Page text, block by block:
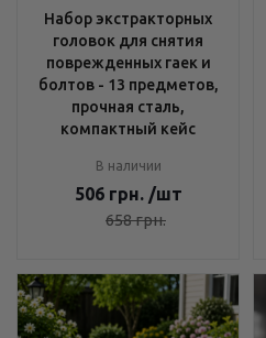
Набор экстракторных
головок для снятия
поврежденных гаек и
болтов - 13 предметов,
прочная сталь,
компактный кейс
В наличии
506 грн. /шт
658грн.